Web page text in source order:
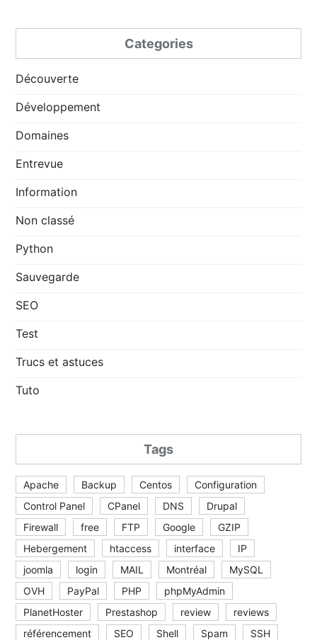
Categories
Découverte
Développement
Domaines
Entrevue
Information
Non classé
Python
Sauvegarde
SEO
Test
Trucs et astuces
Tuto
Tags
Apache Backup Centos
Configuration
Control Panel
CPanel DNS
Drupal
Firewall
free FTP Google
GZIP
Hebergement
htaccess interface
IP
joomla
login MAIL Montréal
MySQL
OVH
PayPal PHP
phpMyAdmin
PlanetHoster
Prestashop review
reviews
référencement
SEO Shell Spam
SSH